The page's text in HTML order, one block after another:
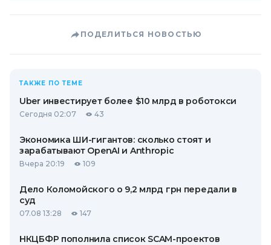
ПОДЕЛИТЬСЯ НОВОСТЬЮ
ТАКЖЕ ПО ТЕМЕ
Uber инвестирует более $10 млрд в роботокси
Сегодня 02:07 43
Экономика ШИ-гигантов: сколько стоят и
зарабатывают OpenAI и Anthropic
Вчера 20:19 109
Дело Коломойского о 9,2 млрд грн передали в
суд
07.08 13:28 147
НКЦБФР пополнила список SCAM-проектов